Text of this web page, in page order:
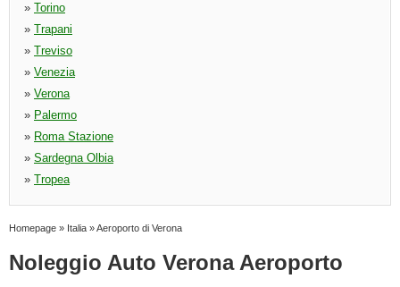
» Torino
» Trapani
» Treviso
» Venezia
» Verona
» Palermo
» Roma Stazione
» Sardegna Olbia
» Tropea
Homepage » Italia »Aeroporto di Verona
Noleggio Auto Verona Aeroporto